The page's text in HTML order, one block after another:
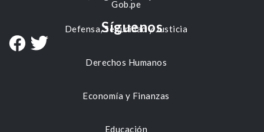
Defensa, Seguridad y Justicia
Derechos Humanos
Economía y Finanzas
Educación
Gob.pe
Síguenos